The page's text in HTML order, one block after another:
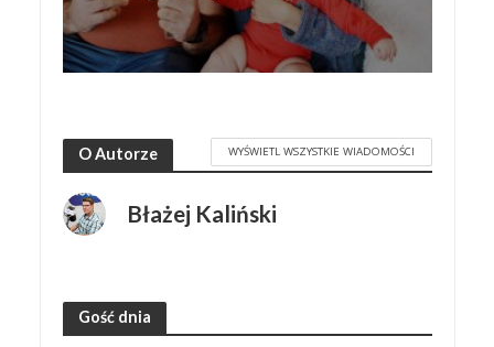
O Autorze WYŚWIETL WSZYSTKIE WIADOMOŚCI
Błażej Kaliński
Gość dnia